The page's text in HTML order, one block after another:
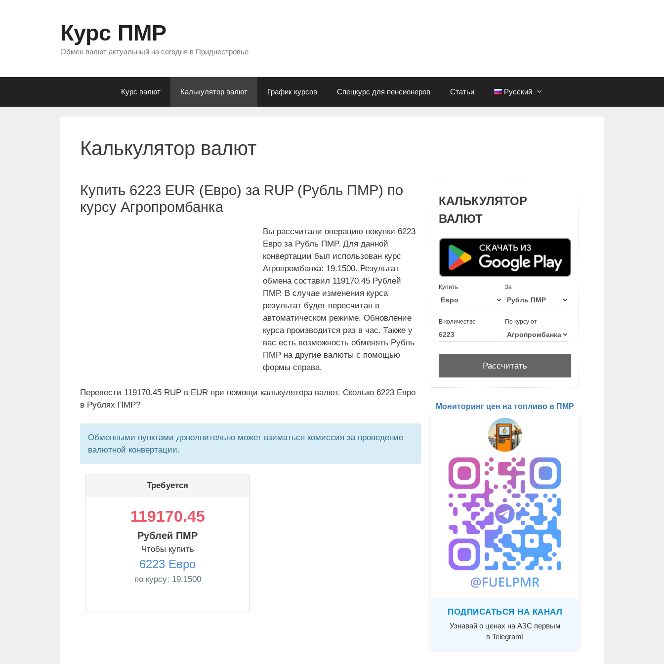
Курс ПМР
Обмен валют актуальный на сегодня в Приднестровье
Курс валют Калькулятор валют График курсов Спецкурс для пенсионеров Статьи Русский
Калькулятор валют
Купить 6223 EUR (Евро) за RUP (Рубль ПМР) по
курсу Агропромбанка
Вы рассчитали операцию покупки 6223
Евро за Рубль ПМР. Для данной
конвертации был использован курс
Агропромбанка: 19.1500. Результат
обмена составил 119170.45 Рублей
ПМР. В случае изменения курса
результат будет пересчитан в
автоматическом режиме. Обновление
курса производится раз в час. Также у
вас есть возможность обменять Рубль
ПМР на другие валюты с помощью
формы справа.
Перевести 119170.45 RUP в EUR при помощи калькулятора валют. Сколько 6223 Евро
в Рублях ПМР?
Обменными пунктами дополнительно может взиматься комиссия за проведение
валютной конвертации.
Требуется
119170.45
Рублей ПМР
Чтобы купить
6223 Евро
по курсу: 19.1500
КАЛЬКУЛЯТОР
ВАЛЮТ
Купить За
В количестве По курсу от
Мониторинг цен на топливо в ПМР
ПОДПИСАТЬСЯ НА КАНАЛ
Узнавай о ценах на АЗС первым
в Telegram!